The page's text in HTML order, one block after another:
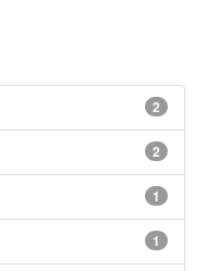
2
2
1
1